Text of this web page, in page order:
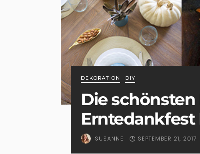
DEKORATION DIY
Die schönsten
Erntedankfest
SUSANNE SEPTEMBER 21, 2017